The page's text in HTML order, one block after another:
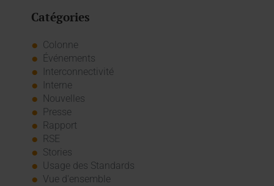
Catégories
Colonne
Événements
Interconnectivité
Interne
Nouvelles
Presse
Rapport
RSE
Stories
Usage des Standards
Vue d'ensemble